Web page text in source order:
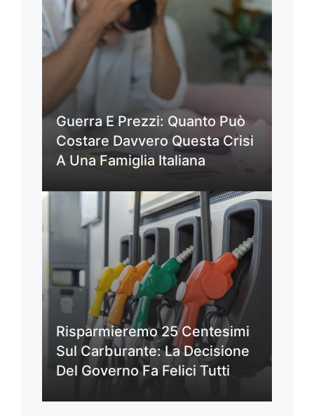
Guerra E Prezzi: Quanto Può
Costare Davvero Questa Crisi
A Una Famiglia Italiana
Risparmieremo 25 Centesimi
Sul Carburante: La Decisione
Del Governo Fa Felici Tutti